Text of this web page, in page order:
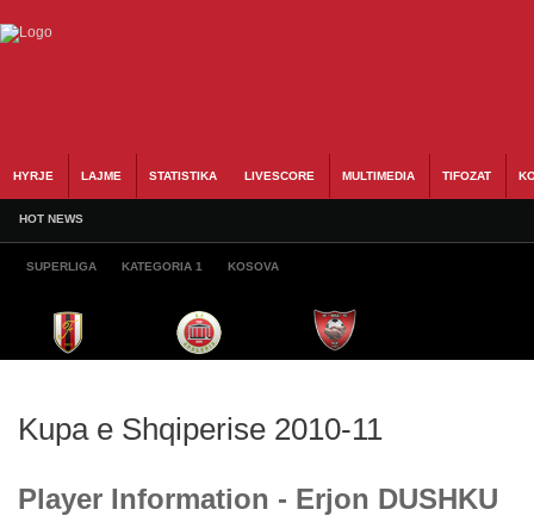
HYRJE LAJME STATISTIKA LIVESCORE MULTIMEDIA TIFOZAT
HOT NEWS
SUPERLIGA KATEGORIA 1 KOSOVA
Kupa e Shqiperise 2010-11
Player Information - Erjon DUSHKU